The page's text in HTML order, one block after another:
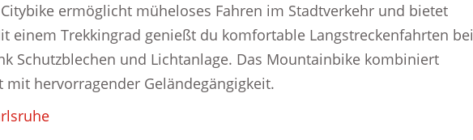
ermöglicht müheloses Fahren im Stadtverkehr und bietet
einem Trekkingrad genießt du komfortable Langstreckenfahrten bei
Schutzblechen und Lichtanlage. Das Mountainbike kombiniert
mit hervorragender Geländegängigkeit.